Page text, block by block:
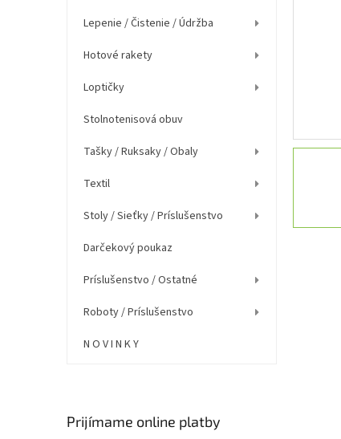
Lepenie / Čistenie / Údržba
Hotové rakety
Loptičky
Stolnotenisová obuv
Tašky / Ruksaky / Obaly
Textil
Stoly / Sieťky / Príslušenstvo
Darčekový poukaz
Príslušenstvo / Ostatné
Roboty / Príslušenstvo
N O V I N K Y
Prijímame online platby